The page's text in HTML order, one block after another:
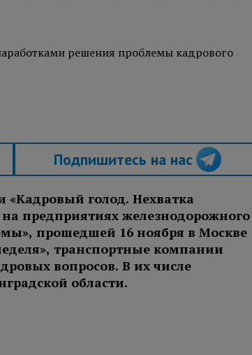
решения проблемы кадрового
Подпишитесь на нас
«Кадровый голод. Нехватка
предприятиях железнодорожного
прошедшей 16 ноября в Москве
транспортные компании
вопросов. В их числе
области.